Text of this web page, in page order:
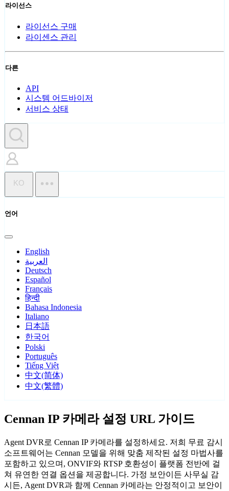
라이선스
라이선스 구매
라이센스 관리
다른
API
시스템 어드바이저
서비스 상태
KO
언어
English
العربية
Deutsch
Español
Français
हिन्दी
Bahasa Indonesia
Italiano
日本語
한국어
Polski
Português
Tiếng Việt
中文(简体)
中文(繁體)
Cennan IP 카메라 설정 URL 가이드
Agent DVR로 Cennan IP 카메라를 설정하세요. 저희 무료 감시
소프트웨어는 Cennan 모델을 위해 맞춤 제작된 설정 마법사를
포함하고 있으며, ONVIF와 RTSP 호환성이 플랫폼 전반에 걸
쳐 유연한 연결 옵션을 제공합니다. 가정 보안이든 사무실 감
시든, Agent DVR과 함께 Cennan 카메라는 안정적이고 보안이